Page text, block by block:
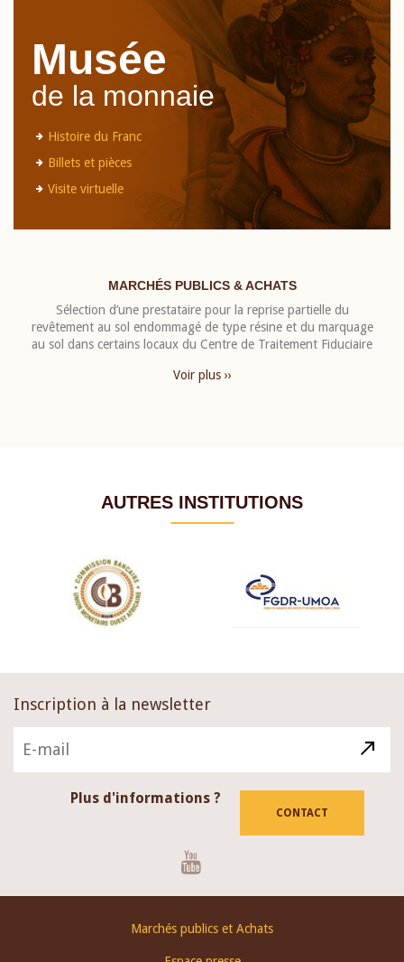
Musée
de la monnaie
Histoire du Franc
Billets et pièces
Visite virtuelle
MARCHÉS PUBLICS & ACHATS
Sélection d’une prestataire pour la reprise partielle du
revêtement au sol endommagé de type résine et du marquage
au sol dans certains locaux du Centre de Traitement Fiduciaire
Voir plus ››
AUTRES INSTITUTIONS
Inscription à la newsletter
Plus d'informations ?
CONTACT
Marchés publics et Achats